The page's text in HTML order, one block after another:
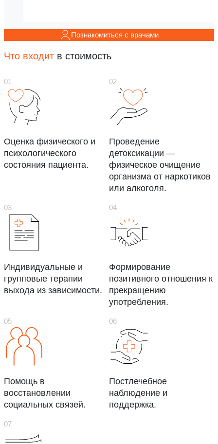
Познакомиться с врачами
Что входит в стоимость
Оценка физического и
психологического
состояния пациента.
Проведение
детоксикации —
физическое очищение
организма от наркотиков
или алкоголя.
Индивидуальные и
групповые терапии
выхода из зависимости.
Формирование
позитивного отношения к
прекращению
употребления.
Помощь в
восстановлении
социальных связей.
Постлечебное
наблюдение и
поддержка.